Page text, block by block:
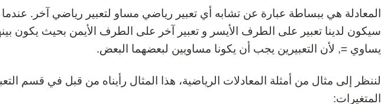
المعادلة هي ببساطة عبارة عن تشابه أي تعبير رياضي مساو لتعبير رياضي آخر. عندما
سيكون لدينا تعبير على الطرف الأيسر و تعبير آخر على الطرف الأيمن بحيث يكون
يساوي =, لأن التعبيرين يجب أن يكونا مساويين لبعضهما البعض.
لننظر إلى مثال من أمثلة المعادلات الرياضية، هذا المثال رأيناه من قبل في قسم
المتغيرات: